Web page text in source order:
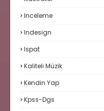
Inceleme
Indesign
Ispat
Kaliteli Müzik
Kendin Yap
Kpss-Dgs